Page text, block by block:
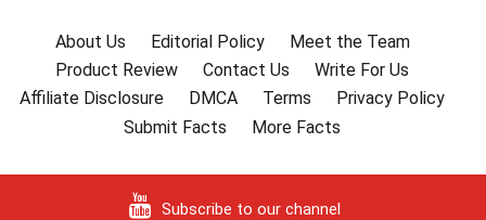
About Us Editorial Policy
Meet the Team
Product Review
Contact Us
Write For Us
Affiliate Disclosure
DMCA Terms
Privacy Policy
Submit Facts
More Facts
Subscribe to our channel